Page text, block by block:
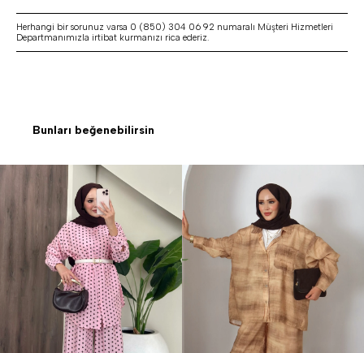
Herhangi bir sorunuz varsa 0 (850) 304 06 92 numaralı Müşteri Hizmetleri
Departmanımızla irtibat kurmanızı rica ederiz.
Bunları beğenebilirsin